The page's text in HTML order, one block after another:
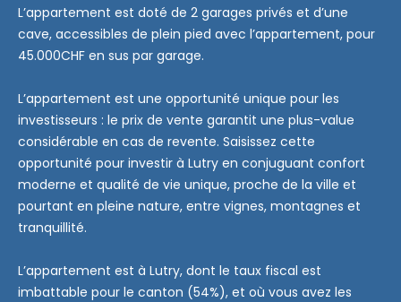
L’appartement est doté de 2 garages privés et d’une
cave, accessibles de plein pied avec l’appartement, pour
45.000CHF en sus par garage.
L’appartement est une opportunité unique pour les
investisseurs : le prix de vente garantit une plus-value
considérable en cas de revente. Saisissez cette
opportunité pour investir à Lutry en conjuguant confort
moderne et qualité de vie unique, proche de la ville et
pourtant en pleine nature, entre vignes, montagnes et
tranquillité.
L’appartement est à Lutry, dont le taux fiscal est
imbattable pour le canton (54%), et où vous avez les